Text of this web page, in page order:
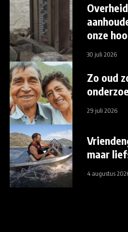
onze
30 juli 2026
Zo oud
29 juli 2026
maar
4 augustus